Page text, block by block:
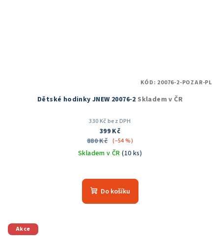
Dětské hodinky JNEW 20076-2 Skladem v ČR
330 Kč bez DPH
399 Kč
880 Kč (–54 %)
Skladem v ČR(10 ks)
Do košíku
KÓD: 20076-2-POZAR-PL
Akce